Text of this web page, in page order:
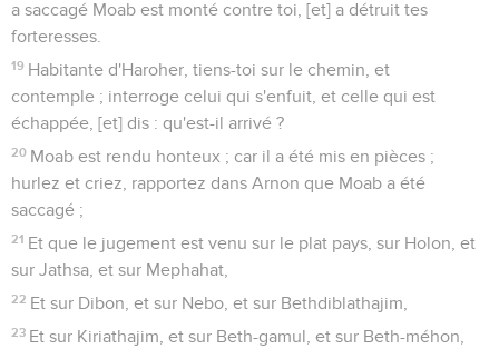
a saccagé Moab est monté contre toi, [et] a détruit tes
forteresses.
19 Habitante d'Haroher, tiens-toi sur le chemin, et
contemple ; interroge celui qui s'enfuit, et celle qui est
échappée, [et] dis : qu'est-il arrivé ?
20 Moab est rendu honteux ; car il a été mis en pièces ;
hurlez et criez, rapportez dans Arnon que Moab a été
saccagé ;
21 Et que le jugement est venu sur le plat pays, sur Holon, et
sur Jathsa, et sur Mephahat,
22 Et sur Dibon, et sur Nebo, et sur Bethdiblathajim,
23 Et sur Kiriathajim, et sur Beth-gamul, et sur Beth-méhon,